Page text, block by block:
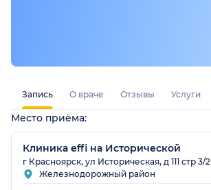
Запись О враче Отзывы Услуги
Место приёма:
Клиника effi на Исторической
г Красноярск, ул Историческая, д 111 стр 3/2
Железнодорожный район